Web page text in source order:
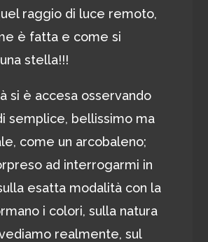
raggio di luce remoto,
è fatta e come si
stella!!!
si è accesa osservando
semplice, bellissimo ma
come un arcobaleno;
ad interrogarmi in
esatta modalità con la
i colori, sulla natura
realmente, sul